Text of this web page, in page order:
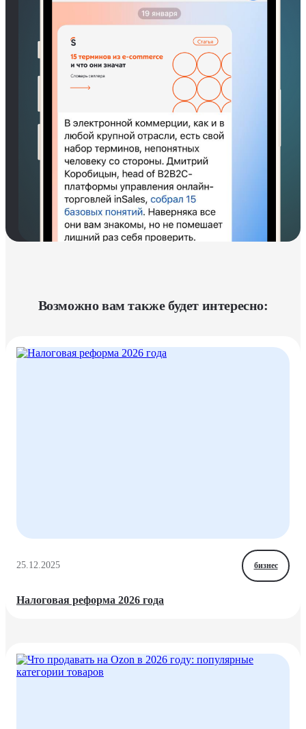
Возможно вам также будет интересно:
25.12.2025 бизнес
Налоговая реформа 2026 года